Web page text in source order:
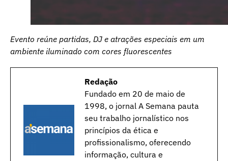
Evento reúne partidas, DJ e atrações especiais em um
ambiente iluminado com cores fluorescentes
Redação
Fundado em 20 de maio de
1998, o jornal A Semana pauta
seu trabalho jornalístico nos
princípios da ética e
profissionalismo, oferecendo
informação, cultura e